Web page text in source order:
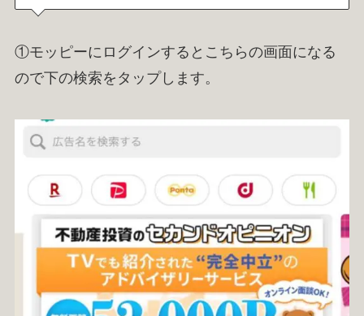
①モッピーにログインするとこちらの画面になる
ので下の検索をタップします。